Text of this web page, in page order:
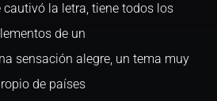
la letra, tiene todos los
de un
sensación alegre, un tema muy
de países